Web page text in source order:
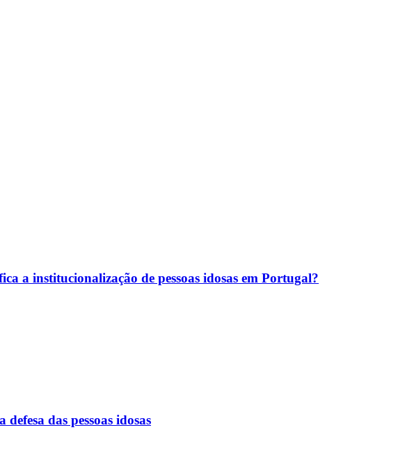
a institucionalização de pessoas idosas em Portugal?
das pessoas idosas